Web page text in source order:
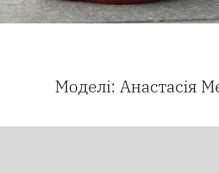
Моделі: Анастасія